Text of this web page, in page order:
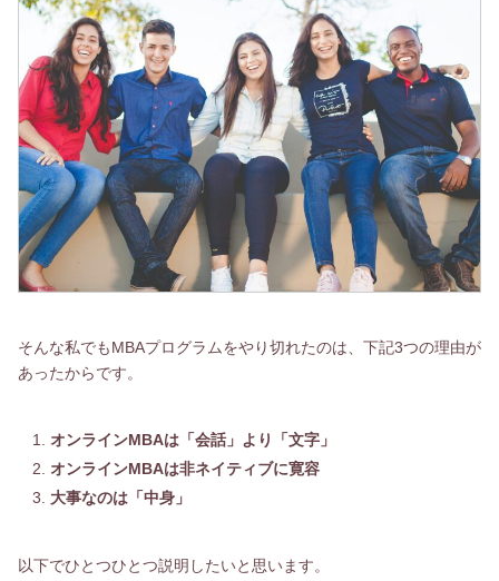
そんな私でもMBAプログラムをやり切れたのは、下記3つの理由が
あったからです。
オンラインMBAは「会話」より「文字」
オンラインMBAは非ネイティブに寛容
大事なのは「中身」
以下でひとつひとつ説明したいと思います。